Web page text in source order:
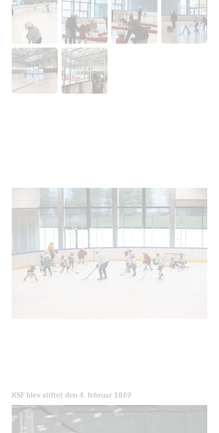
KSF blev stiftet den 4. februar 1869